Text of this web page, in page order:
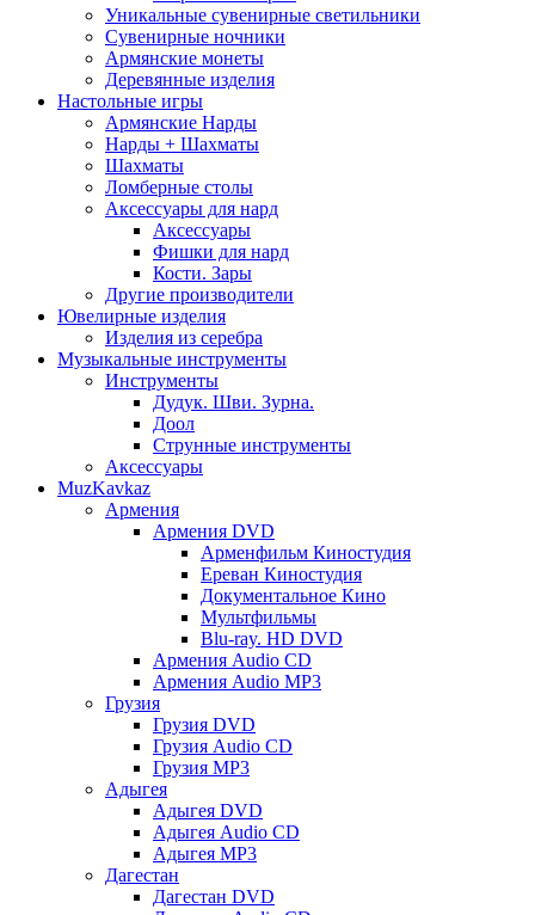
Уникальные сувенирные светильники
Сувенирные ночники
Армянские монеты
Деревянные изделия
Настольные игры
Армянские Нарды
Нарды + Шахматы
Шахматы
Ломберные столы
Аксессуары для нард
Аксессуары
Фишки для нард
Кости. Зары
Другие производители
Ювелирные изделия
Изделия из серебра
Музыкальные инструменты
Инструменты
Дудук. Шви. Зурна.
Доол
Струнные инструменты
Аксессуары
MuzKavkaz
Армения
Армения DVD
Арменфильм Киностудия
Ереван Киностудия
Документальное Кино
Мультфильмы
Blu-ray. HD DVD
Армения Audio CD
Армения Audio MP3
Грузия
Грузия DVD
Грузия Audio CD
Грузия MP3
Адыгея
Адыгея DVD
Адыгея Audio CD
Адыгея MP3
Дагестан
Дагестан DVD